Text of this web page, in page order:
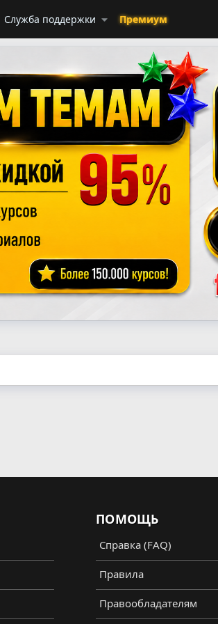
Служба поддержки Премиум
ПОМОЩЬ
Справка (FAQ)
Правила
Правообладателям